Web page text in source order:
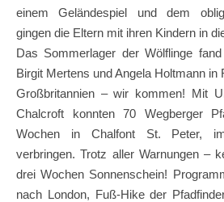
einem Geländespiel und dem
gingen die Eltern mit ihren Kindern in
Das Sommerlager der Wölflinge
Birgit Mertens und Angela Holtmann in
Großbritannien – wir kommen! Mit
Chalcroft konnten 70 Wegberger
Wochen in Chalfont St. Peter,
verbringen. Trotz aller Warnungen –
drei Wochen Sonnenschein!
nach London, Fuß-Hike der